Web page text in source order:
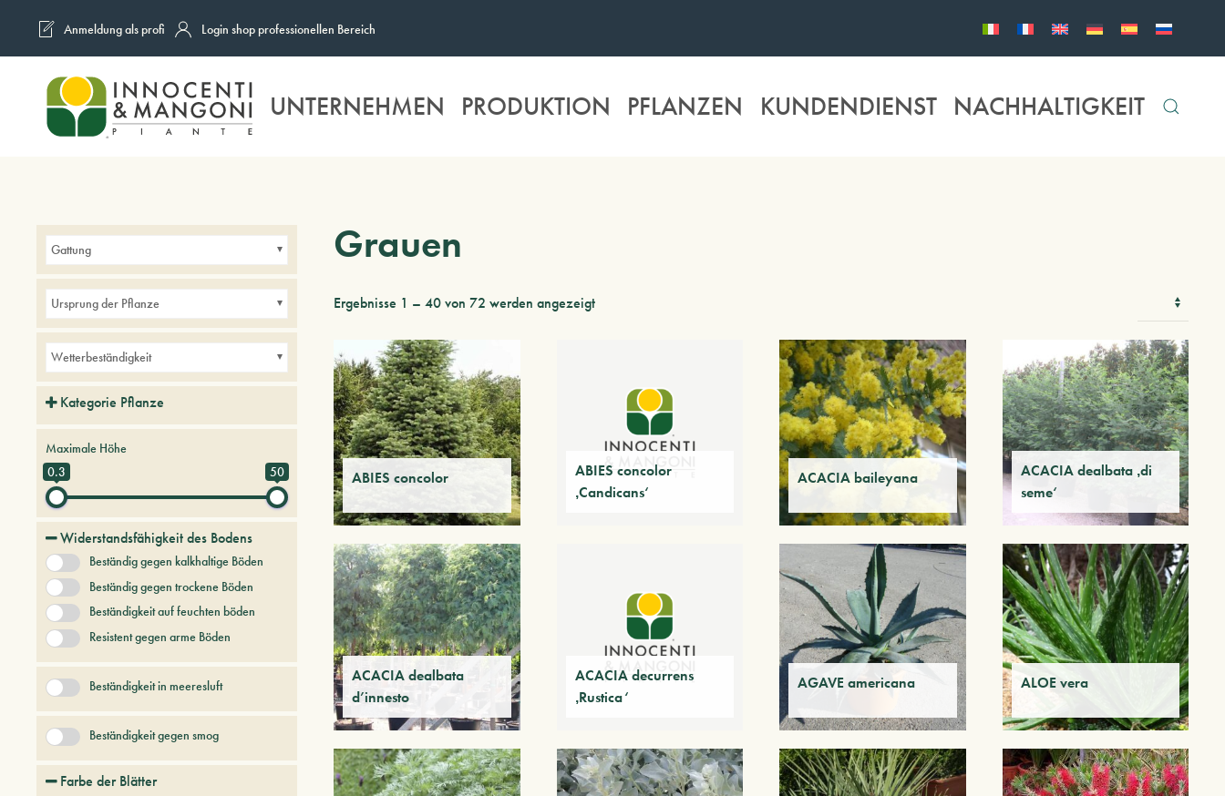
Skip to main content
Anmeldung als profi Login shop professionellen Bereich
UNTERNEHMEN PRODUKTION PFLANZEN KUNDENDIENST NACHHALTIGKEIT
Grauen
Ergebnisse 1 – 40 von 72 werden angezeigt
ABIES concolor
ABIES concolor
‚Candicans‘
ACACIA baileyana
ACACIA dealbata ‚di
seme‘
ACACIA dealbata
d’innesto
ACACIA decurrens
‚Rustica‘
AGAVE americana ALOE vera
Gattung
Ursprung der Pflanze
Wetterbeständigkeit
Kategorie Pflanze
Graeser
Hartnäckige Bäume und Sträucher
keine Kategorie
Koniferen
+ Mehr anzeigen
Maximale Höhe
0.3
50
Widerstandsfähigkeit des Bodens
Beständig gegen kalkhaltige Böden
Beständig gegen trockene Böden
Beständigkeit auf feuchten böden
Resistent gegen arme Böden
Beständigkeit in meeresluft
Beständigkeit gegen smog
Farbe der Blätter